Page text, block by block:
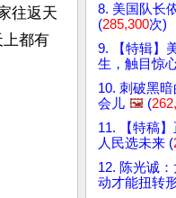
往返天
都有
8. 美国队长
(285,300次)
9. 【特辑】
生，触目惊
10. 刺破黑
会儿 🖼️ (
11. 【特稿
人民选未来 (
12. 陈光诚
动才能扭转